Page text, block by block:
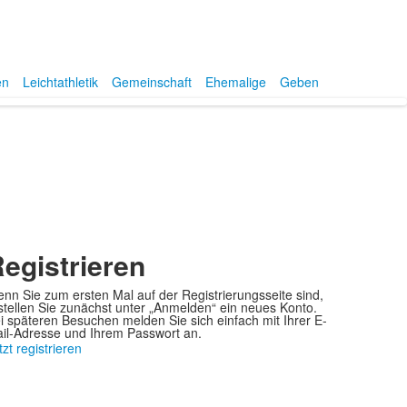
Leichtathletik Gemeinschaft Ehemalige Geben
Sie zum ersten Mal auf der Registrierungsseite sind,
Sie zunächst unter „Anmelden“ ein neues Konto.
späteren Besuchen melden Sie sich einfach mit Ihrer E-
Adresse und Ihrem Passwort an.
registrieren